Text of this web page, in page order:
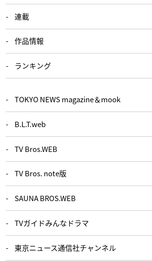
連載
作品情報
ランキング
TOKYO NEWS magazine＆mook
B.L.T.web
TV Bros.WEB
TV Bros. note版
SAUNA BROS.WEB
TVガイドみんなドラマ
東京ニュース通信社チャンネル